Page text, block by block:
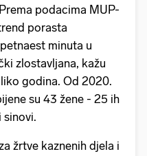
podacima MUP-
porasta
minuta u
zlostavljana, kažu
godina. Od 2020.
su 43 žene - 25 ih
sinovi.
žrtve kaznenih djela i